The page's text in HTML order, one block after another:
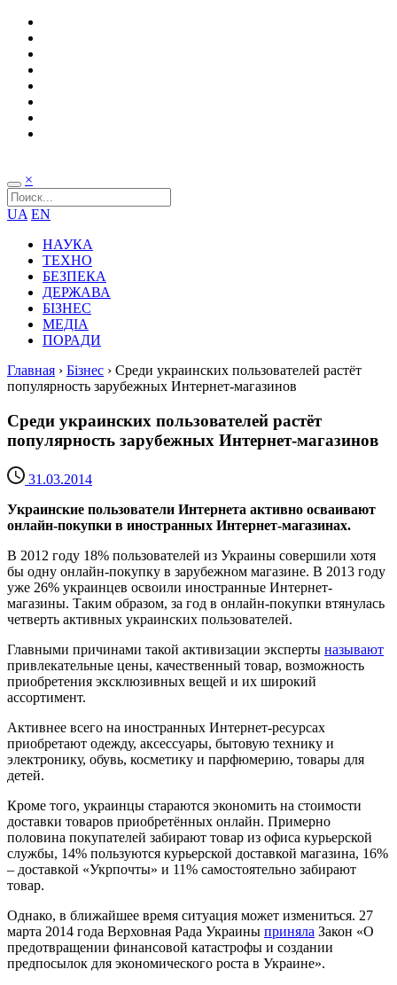
×
UA EN
НАУКА
ТЕХНО
БЕЗПЕКА
ДЕРЖАВА
БІЗНЕС
МЕДІА
ПОРАДИ
Главная › Бізнес › Среди украинских пользователей растёт
популярность зарубежных Интернет-магазинов
Среди украинских пользователей растёт
популярность зарубежных Интернет-магазинов
31.03.2014
Украинские пользователи Интернета активно осваивают
онлайн-покупки в иностранных Интернет-магазинах.
В 2012 году 18% пользователей из Украины совершили хотя
бы одну онлайн-покупку в зарубежном магазине. В 2013 году
уже 26% украинцев освоили иностранные Интернет-
магазины. Таким образом, за год в онлайн-покупки втянулась
четверть активных украинских пользователей.
Главными причинами такой активизации эксперты называют
привлекательные цены, качественный товар, возможность
приобретения эксклюзивных вещей и их широкий
ассортимент.
Активнее всего на иностранных Интернет-ресурсах
приобретают одежду, аксессуары, бытовую технику и
электронику, обувь, косметику и парфюмерию, товары для
детей.
Кроме того, украинцы стараются экономить на стоимости
доставки товаров приобретённых онлайн. Примерно
половина покупателей забирают товар из офиса курьерской
службы, 14% пользуются курьерской доставкой магазина, 16%
– доставкой «Укрпочты» и 11% самостоятельно забирают
товар.
Однако, в ближайшее время ситуация может измениться. 27
марта 2014 года Верховная Рада Украины приняла Закон «О
предотвращении финансовой катастрофы и создании
предпосылок для экономического роста в Украине».